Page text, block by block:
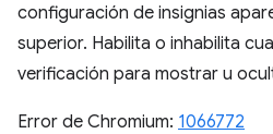
configuración de insignias
superior. Habilita o inhabilita
verificación para mostrar u
Error de Chromium: 1066772